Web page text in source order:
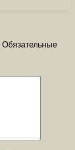
Обязательные